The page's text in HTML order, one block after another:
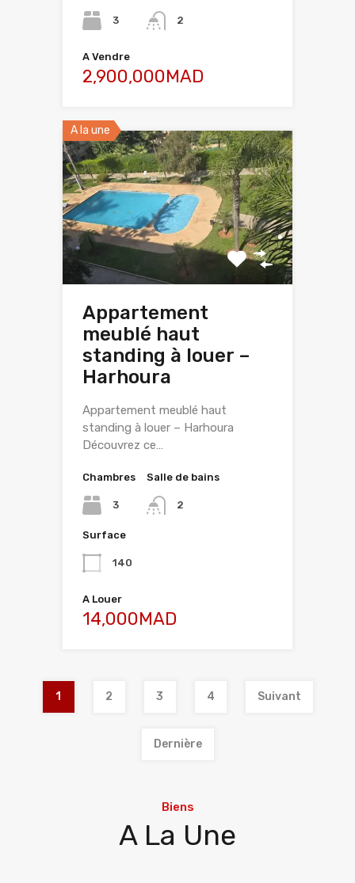
3 2
A Vendre
2,900,000MAD
A la une
Appartement
meublé haut
standing à louer –
Harhoura
Appartement meublé haut
standing à louer – Harhoura
Découvrez ce…
Chambres
3
Salle de bains
2
Surface
140
A Louer
14,000MAD
1 2 3 4 Suivant
Dernière
Biens
A La Une